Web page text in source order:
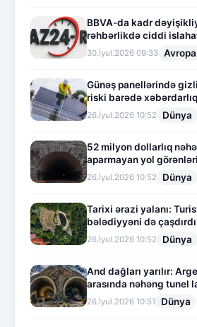
BBVA-da kadr
rəhbərlikdə ciddi
30.İyul.2026 09:33 Avropa
Günəş panellərində
riski barədə xəbərdarlıq
26.İyul.2026 10:52 Dünya
52 milyon dollarlıq
aparmayan yol
26.İyul.2026 10:52 Dünya
Tarixi ərazi yalanı:
bələdiyyəni də çaşdırdı
26.İyul.2026 10:52 Dünya
And dağları yarılır:
arasında nəhəng tunel
26.İyul.2026 10:51 Dünya